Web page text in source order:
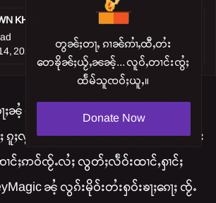
KHAM
2025
ၼႆႉ ပဵၼ် ပရူဝ်ႇၵရမ်ႇ လွၵ်းမိုဝ်း ဢၼ်ၸႂ်ႉ
ၵူႈလွင်ႈလွင်ႈ ဢၼ်ၸၢင်ႈသႂ်ႇလႆႈ လွၵ်းမိုဝ်း
င်ႈဢဝ်ၸႂ်ႉလႆႈ လွတ်ႈလႅဝ်းထၢင်ႇႁၢင်ႈ
ၼႆႉ လွၵ်းမိုဝ်းတႆးႁဝ်းၶႃႈၵေႃႈ ၸႂ်ႉ
တွၼ်ႈတႃႇ ၵၢၼ်ဢၢႆႇထီႇတႆး
တေၶိုၼ်ႈယႂ်ႇၼၼ်ႉ... လူဝ်ႇတၢင်းၸွႆႈ
ထႅမ်သူၸဝ်ႈယူႇ။
Donate Now